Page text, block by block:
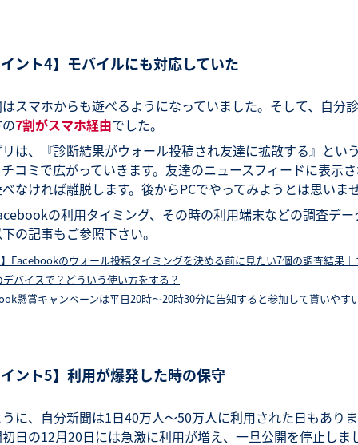
ント4】モバイルにも対応していた
スマホからも遊べるようになっていました。そして、自分
7割がスマホ経由でした。
は、『診断結果がウォール投稿され友達に拡散する』とい
コミで広がっていきます。友達のニュースフィードに表示
なければ離脱します。後からPCでやってみようとは思いま
の利用タイミング、その時の利用端末などの調査デー
の記事もご参照下さい。
Facebookのウォール投稿タイミングを決める前に見たい7個の調査結果
バイスで？どういう使い方をする？
懸賞キャンペーンは平日20時～20時30分に告知すると参加して貰いやす
ント5】利用が爆発した時の保守
に、自分新聞は1日40万人～50万人に利用された日もあり
日の12月20日には急激に利用が増え、一旦公開を停止しま